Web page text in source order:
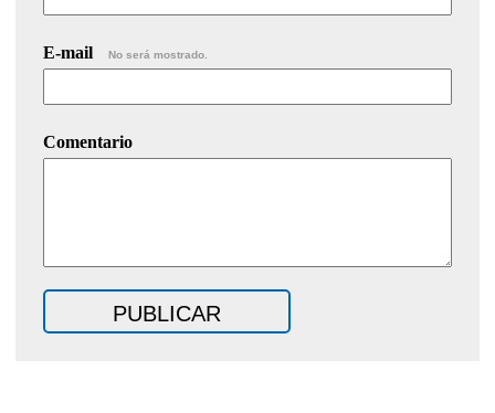
E-mail No será mostrado.
Comentario